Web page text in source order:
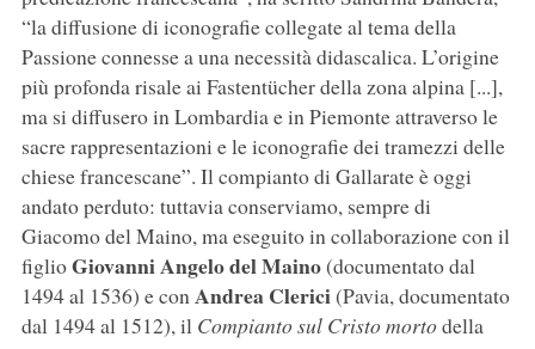
“la diffusione di iconografie collegate al tema della
Passione connesse a una necessità didascalica. L’origine
più profonda risale ai Fastentücher della zona alpina [...],
ma si diffusero in Lombardia e in Piemonte attraverso le
sacre rappresentazioni e le iconografie dei tramezzi delle
chiese francescane”. Il compianto di Gallarate è oggi
andato perduto: tuttavia conserviamo, sempre di
Giacomo del Maino, ma eseguito in collaborazione con il
figlioGiovanni Angelo del Maino(documentato dal
1494 al 1536) e conAndrea Clerici(Pavia, documentato
dal 1494 al 1512), il Compianto sul Cristo mortodella